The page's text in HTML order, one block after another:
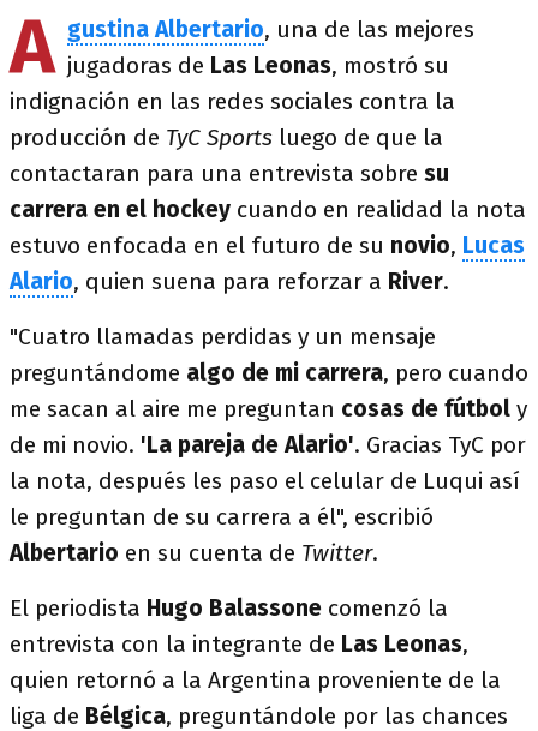
A gustina Albertario, una de las mejores
jugadoras de Las Leonas, mostró su
indignación en las redes sociales contra la
producción de TyC Sports luego de que la
contactaran para una entrevista sobre su
carrera en el hockey cuando en realidad la nota
estuvo enfocada en el futuro de su novio, Lucas
Alario, quien suena para reforzar a River.
"Cuatro llamadas perdidas y un mensaje
preguntándome algo de mi carrera, pero cuando
me sacan al aire me preguntan cosas de fútbol y
de mi novio. 'La pareja de Alario'. Gracias TyC por
la nota, después les paso el celular de Luqui así
le preguntan de su carrera a él", escribió
Albertario en su cuenta de Twitter.
El periodista Hugo Balassone comenzó la
entrevista con la integrante de Las Leonas,
quien retornó a la Argentina proveniente de la
liga de Bélgica, preguntándole por las chances